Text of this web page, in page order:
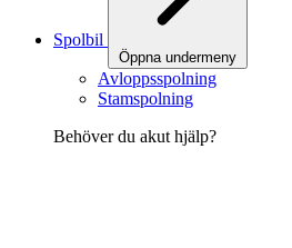
Spolbil
Öppna undermeny
Avloppsspolning
Stamspolning
Behöver du akut hjälp?